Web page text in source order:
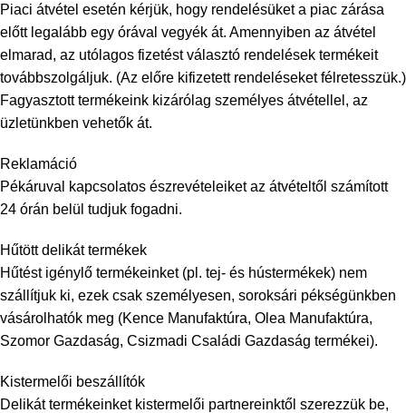
Piaci átvétel esetén kérjük, hogy rendelésüket a piac zárása
előtt legalább egy órával vegyék át. Amennyiben az átvétel
elmarad, az utólagos fizetést választó rendelések termékeit
továbbszolgáljuk. (Az előre kifizetett rendeléseket félretesszük.)
Fagyasztott termékeink kizárólag személyes átvétellel, az
üzletünkben vehetők át.
Reklamáció
Pékáruval kapcsolatos észrevételeiket az átvételtől számított
24 órán belül tudjuk fogadni.
Hűtött delikát termékek
Hűtést igénylő termékeinket (pl. tej- és hústermékek) nem
szállítjuk ki, ezek csak személyesen, soroksári pékségünkben
vásárolhatók meg (Kence Manufaktúra, Olea Manufaktúra,
Szomor Gazdaság, Csizmadi Családi Gazdaság termékei).
Kistermelői beszállítók
Delikát termékeinket kistermelői partnereinktől szerezzük be,